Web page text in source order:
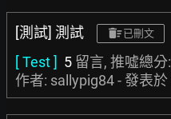
[測試] 測試 已刪文
[ Test ] 5 留言, 推噓總分:
作者: sallypig84 - 發表於